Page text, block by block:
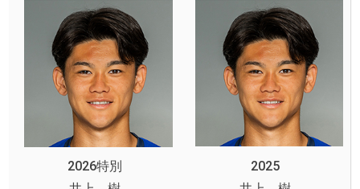
2026特別
2025